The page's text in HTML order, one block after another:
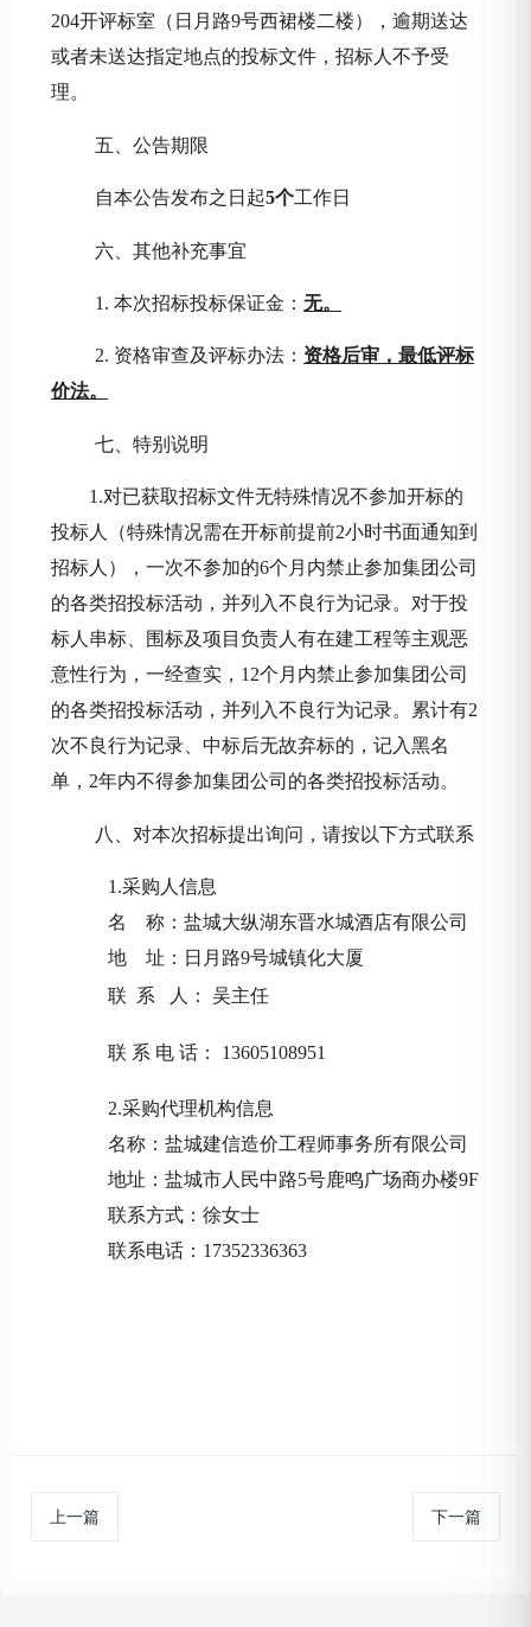
204开评标室（日月路9号西裙楼二楼）
，逾期送达
或者未送达指定地点的投标文件，招标人不予受
理。
五、公告期限
自本公告发布之日起5个工作日
六、其他补充事宜
1. 本次招标投标保证金：无。
2. 资格审查及评标办法： 资格后审，最低评标
价法。
七、特别说明
1.对已获取招标文件无特殊情况不参加开标的
投标人（特殊情况需在开标前提前2小时书面通知到
招标人），一次不参加的6个月内禁止参加集团公司
的各类招投标活动，并列入不良行为记录。对于投
标人串标、围标及项目负责人有在建工程等主观恶
意性行为，一经查实，12个月内禁止参加集团公司
的各类招投标活动，并列入不良行为记录。累计有2
次不良行为记录、中标后无故弃标的，记入黑名
单，2年内不得参加集团公司的各类招投标活动。
八、对本次招标提出询问，请按以下方式联系
1.采购人信息
名
称：盐城大纵湖东晋水城酒店有限公司
地 址：日月路9号城镇化大厦
联 系 人： 吴主任
联 系 电 话： 13605108951
2.采购代理机构信息
名称：盐城建信造价工程师事务所有限公司
地址：盐城市人民中路5号鹿鸣广场商办楼9F
联系方式：徐女士
联系电话： 17352336363
上一篇 下一篇